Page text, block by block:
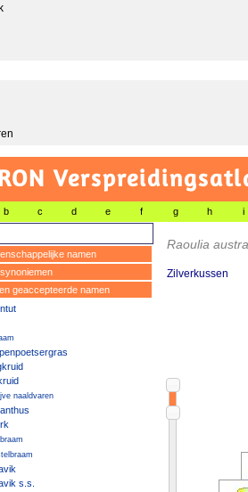
b c d e f g h i
namen
geaccepteerde namen
naaldvaren
s.s.
Raoulia
Zilverkussen